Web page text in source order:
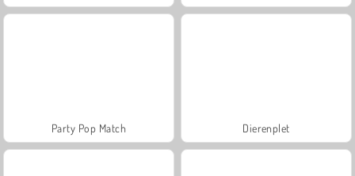
Party Pop Match Dierenplet